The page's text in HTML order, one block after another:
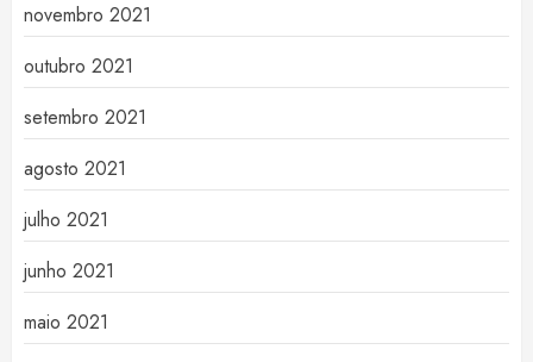
novembro 2021
outubro 2021
setembro 2021
agosto 2021
julho 2021
junho 2021
maio 2021